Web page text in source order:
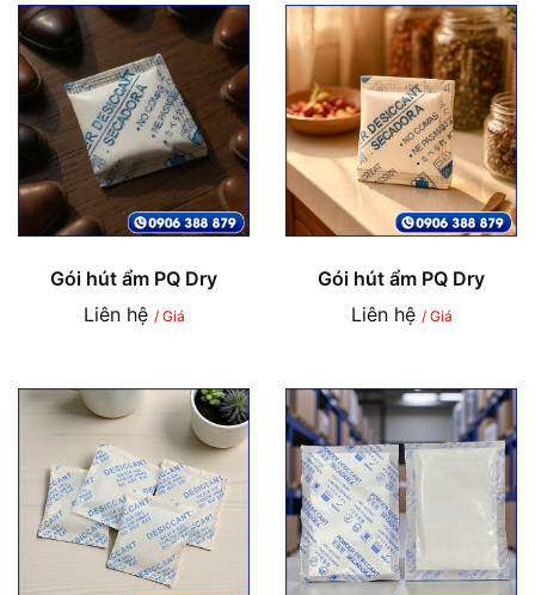
Gói hút ẩm PQ Dry
Liên hệ / Giá
Gói hút ẩm PQ Dry
Liên hệ / Giá